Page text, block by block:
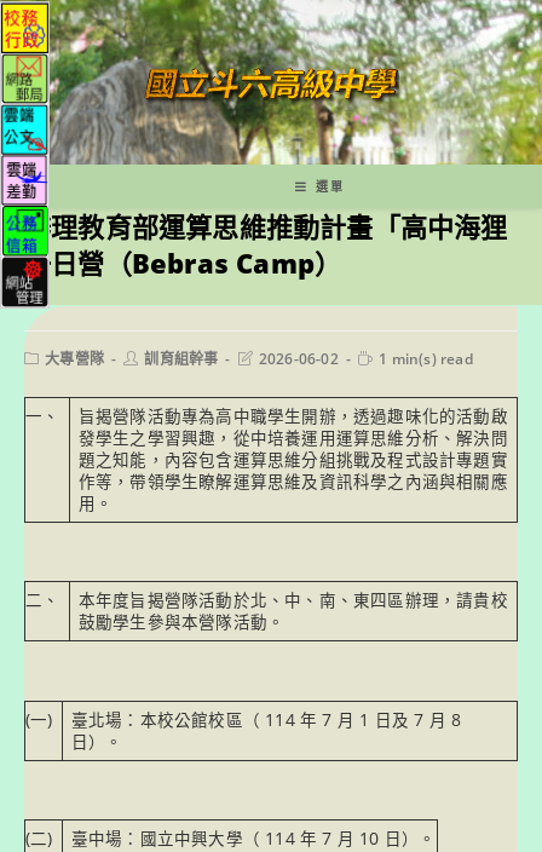
跳
轉
至
主
要
內
容
選單
辦理教育部運算思維推動計畫「高中海狸
一日營（Bebras Camp）
Post大專營隊
Post訓育組幹事
Post
modified:
2026-06-02
Reading
1 min(s) read
一、
旨揭營隊活動專為高中職學生開辦，透過趣味化的活動啟
發學生之學習興趣，從中培養運用運算思維分析、解決問
題之知能，內容包含運算思維分組挑戰及程式設計專題實
作等，帶領學生瞭解運算思維及資訊科學之內涵與相關應
用。
二、
本年度旨揭營隊活動於北、中、南、東四區辦理，請貴校
鼓勵學生參與本營隊活動。
(一)
臺北場：本校公館校區（ 114 年 7 月 1 日及 7 月 8
日）。
(二) 臺中場：國立中興大學（ 114 年 7 月 10 日）。